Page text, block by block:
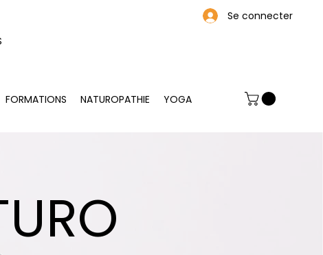
Se connecter
FORMATIONS NATUROPATHIE YOGA